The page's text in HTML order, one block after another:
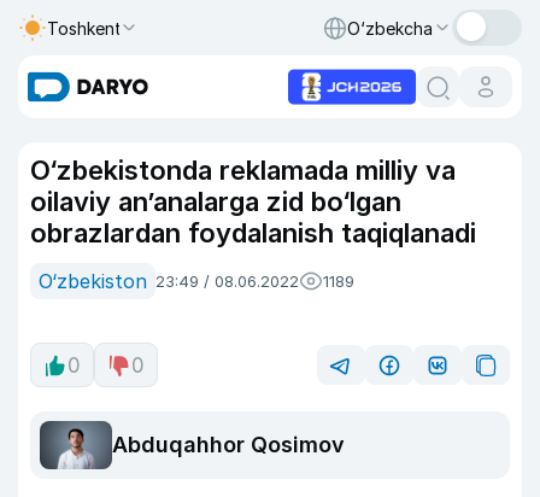
Toshkent O‘zbekcha
O‘zbekistonda reklamada milliy va
oilaviy an’analarga zid bo‘lgan
obrazlardan foydalanish taqiqlanadi
O‘zbekiston 23:49 / 08.06.2022 1189
0 0
Abduqahhor Qosimov